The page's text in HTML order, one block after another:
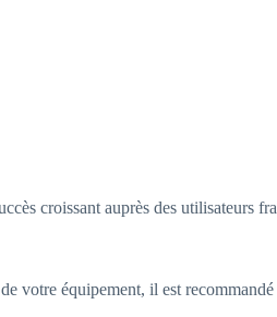
croissant auprès des utilisateurs
votre équipement, il est recommandé